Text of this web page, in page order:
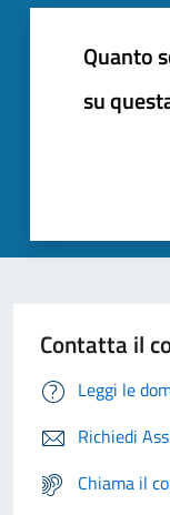
Quanto
su
Contatta il
Leggi le
Richiedi
Chiama il